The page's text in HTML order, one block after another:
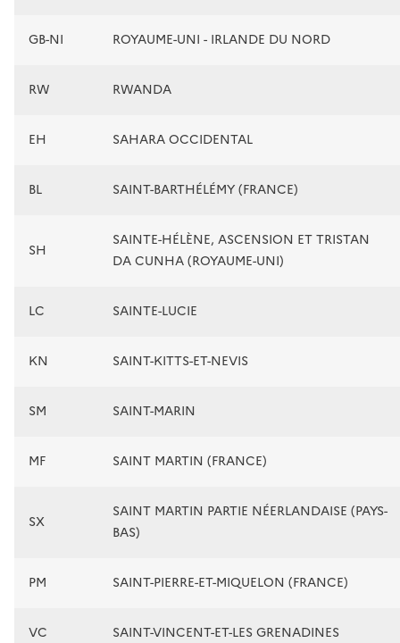
GB-NI ROYAUME-UNI - IRLANDE DU NORD
RW RWANDA
EH SAHARA OCCIDENTAL
BL SAINT-BARTHÉLÉMY (FRANCE)
SH
SAINTE-HÉLÈNE, ASCENSION ET TRISTAN
DA CUNHA (ROYAUME-UNI)
LC SAINTE-LUCIE
KN SAINT-KITTS-ET-NEVIS
SM SAINT-MARIN
MF SAINT MARTIN (FRANCE)
SX
SAINT MARTIN PARTIE NÉERLANDAISE (PAYS-
BAS)
PM SAINT-PIERRE-ET-MIQUELON (FRANCE)
VC SAINT-VINCENT-ET-LES GRENADINES